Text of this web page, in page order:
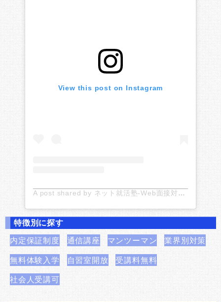
View this post on Instagram
A post shared by ネット就活塾-Web面接対策のお役立ち情報 (@netshukatsu)
特徴別に探す
内定保証制度
通信講座 マンツーマン
業界別対策
無料体験入学
自習室開放
受講料無料
社会人受講可